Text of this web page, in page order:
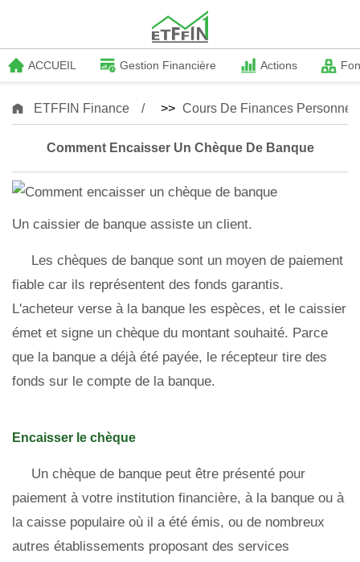
ACCUEIL Gestion Financière Actions
ETFFIN Finance >> Cours De Finances
Comment Encaisser Un Chèque De Banque
Un caissier de banque assiste un client.
Les chèques de banque sont un moyen de paiement
fiable car ils représentent des fonds garantis.
L'acheteur verse à la banque les espèces, et le caissier
émet et signe un chèque du montant souhaité. Parce
que la banque a déjà été payée, le récepteur tire des
fonds sur le compte de la banque.
Encaisser le chèque
Un chèque de banque peut être présenté pour
paiement à votre institution financière, à la banque ou à
la caisse populaire où il a été émis, ou de nombreux
autres établissements proposant des services